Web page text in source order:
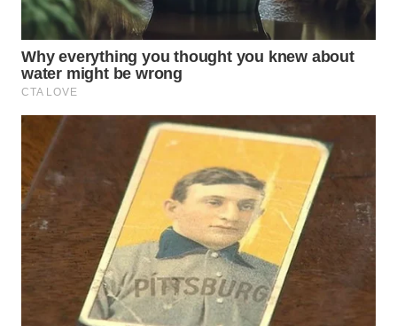
WN
TEBING
TINGGI
WN
PAKPAK
KARAWANG
WN
BEKASI
WN